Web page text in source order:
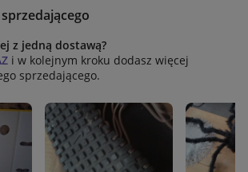
z jedną dostawą?
i w kolejnym kroku dodasz więcej
sprzedającego.